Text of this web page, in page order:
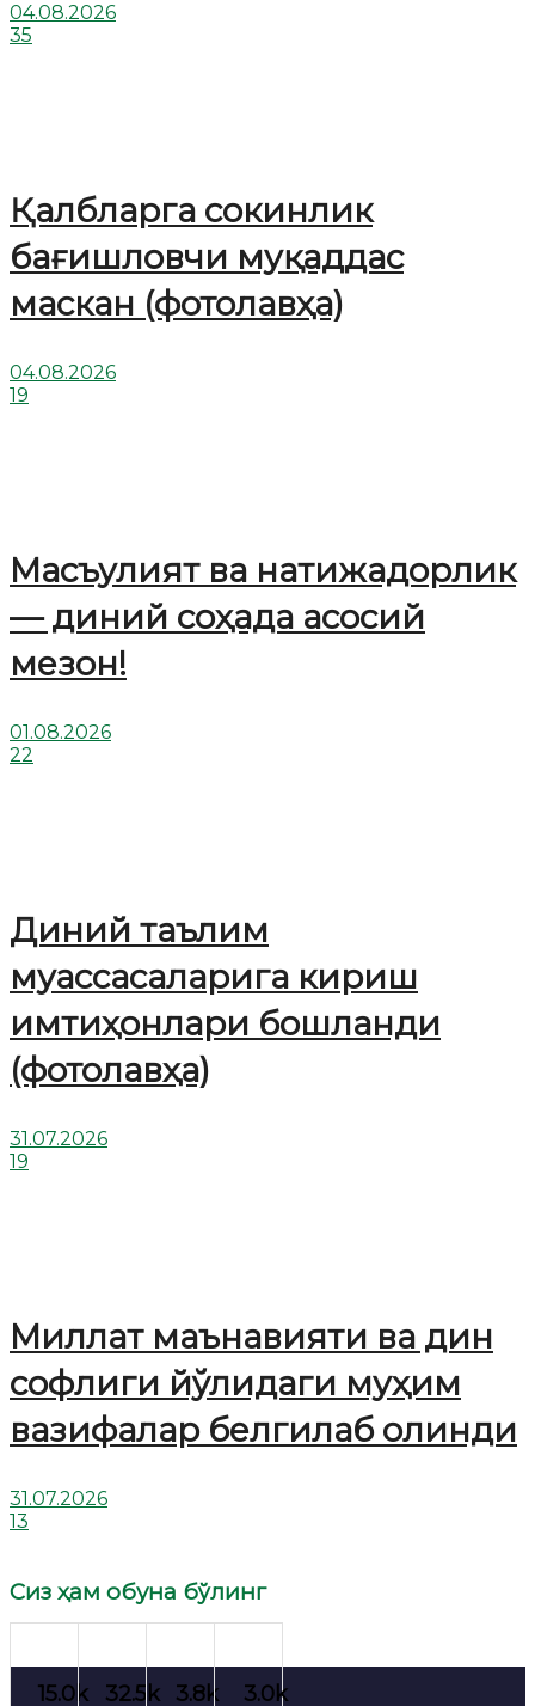
04.08.2026
35
Қалбларга сокинлик
бағишловчи муқаддас
маскан (фотолавҳа)
04.08.2026
19
Масъулият ва натижадорлик
— диний соҳада асосий
мезон!
01.08.2026
22
Диний таълим
муассасаларига кириш
имтиҳонлари бошланди
(фотолавҳа)
31.07.2026
19
Миллат маънавияти ва дин
софлиги йўлидаги муҳим
вазифалар белгилаб олинди
31.07.2026
13
Сиз ҳам обуна бўлинг